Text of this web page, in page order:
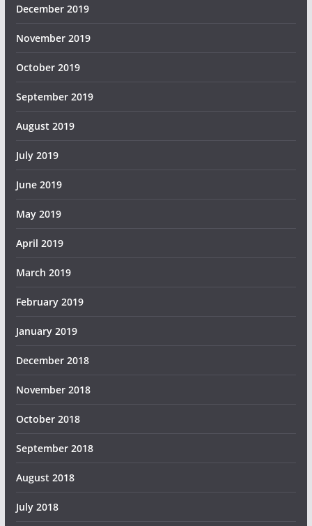
December 2019
November 2019
October 2019
September 2019
August 2019
July 2019
June 2019
May 2019
April 2019
March 2019
February 2019
January 2019
December 2018
November 2018
October 2018
September 2018
August 2018
July 2018